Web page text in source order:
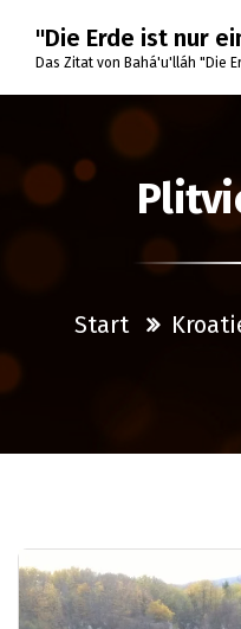
Inhalt
springen
"Die Erde ist nur
Das Zitat von Bahá'u'lláh "Die
Start